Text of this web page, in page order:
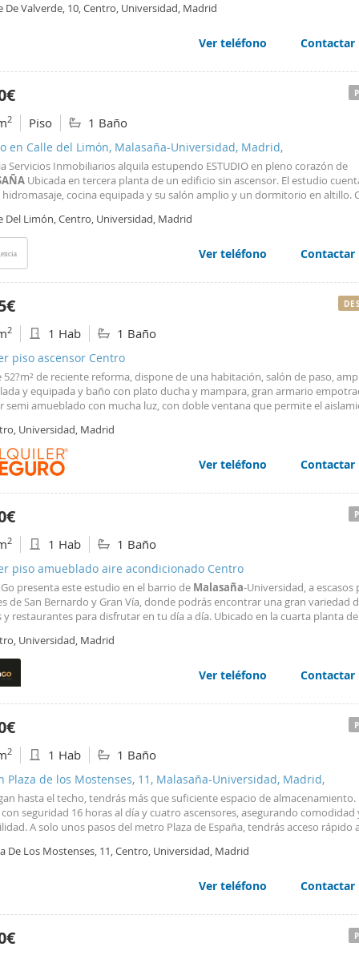
durante todo el año. El estudio incluye un baño totalmente equipado y
ofreciendo espacio de almacenamiento suficiente. Imagina relajarte
de un día explorando las vibrantes calles de Madrid, o disfrutar de tus
en la televisión. La cercanía a Gran Vía, Fuencarral, Hortaleza y Chueca te
de la mejor oferta cultural y de ocio de la ciudad. Además, tendrás acceso
de metro y autobús, facilitando tus desplazamientos. Supermercados y
se encuentran a pocos pasos, garantizando una estancia cómoda y
que se requiere un mes de fianza. ¡No dejes pasar esta oportunidad y ven
hogar!
De Valverde, 10, Centro, Universidad, Madrid
Ver teléfono Contactar
2 Piso 1 Baño
en Calle del Limón, Malasaña-Universidad, Madrid,
Servicios Inmobiliarios alquila estupendo ESTUDIO en pleno corazón de
Ubicada en tercera planta de un edificio sin ascensor. El estudio
hidromasaje, cocina equipada y su salón amplio y un dormitorio en altillo.
para quien siempre ha soñado de vivir
Del Limón, Centro, Universidad, Madrid
Ver teléfono Contactar
2 1 Hab 1 Baño
piso ascensor Centro
52?m² de reciente reforma, dispone de una habitación, salón de paso,
y equipada y baño con plato ducha y mampara, gran armario
semi amueblado con mucha luz, con doble ventana que permite el
de luces muy representativo
Universidad, Madrid
Ver teléfono Contactar
2 1 Hab 1 Baño
piso amueblado aire acondicionado Centro
presenta este estudio en el barrio de Malasaña-Universidad, a escasos
de San Bernardo y Gran Vía, donde podrás encontrar una gran variedad
y restaurantes para disfrutar en tu día a día. Ubicado en la cuarta planta
41 m² y se encuentra
Universidad, Madrid
Ver teléfono Contactar
2 1 Hab 1 Baño
Plaza de los Mostenses, 11, Malasaña-Universidad, Madrid,
hasta el techo, tendrás más que suficiente espacio de almacenamiento.
seguridad 16 horas al día y cuatro ascensores, asegurando comodidad
A solo unos pasos del metro Plaza de España, tendrás acceso rápido
y sin mascotas, con gastos incluidos en el alquiler. No pierdas la
vecindario selecto y disfrutar de todas las comodidades que este
ofrecer. ¡Contáctanos y agenda tu visita hoy mismo!
De Los Mostenses, 11, Centro, Universidad, Madrid
Ver teléfono Contactar